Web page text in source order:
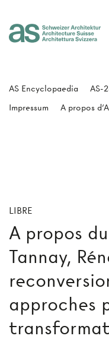
LIBRE
A propos
Tannay,
approches
AS Encyclopaedia AS-
Impressum
A propos